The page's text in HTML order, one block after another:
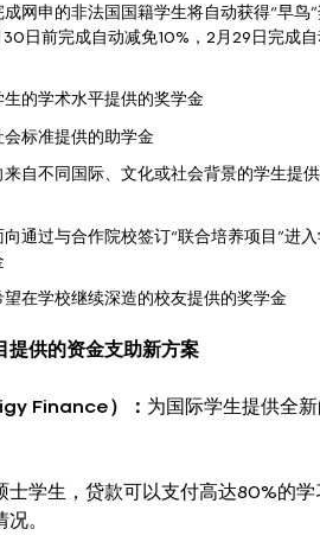
成网申的非法国国籍学生将自动获得“早鸟
30日前完成自动减免10%，2月29日完成
生的学术水平提供的奖学金
会标准提供的助学金
来自不同国际、文化或社会背景的学生提
向通过与合作院校签订“联合培养项目”进
望在学校继续深造的校友提供的奖学金
提供的资金支助新方案
Finance）： 为国际学生提供全
士学生，贷款可以支付高达80%的学
。